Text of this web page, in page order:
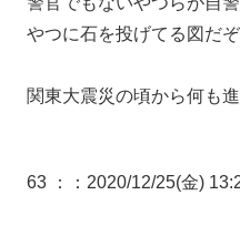
やつに石を投げてる図だぞ
関東大震災の頃から何も
63 ： ：2020/12/25(金)